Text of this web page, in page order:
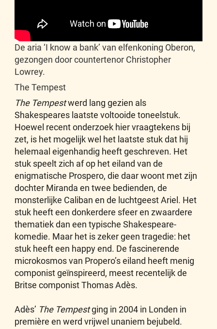
De aria ‘I know a bank’ van elfenkoning Oberon,
gezongen door countertenor Christopher
Lowrey.
The Tempest
The Tempestwerd lang gezien als
Shakespeares laatste voltooide toneelstuk.
Hoewel recent onderzoek hier vraagtekens bij
zet, is het mogelijk wel het laatste stuk dat hij
helemaal eigenhandig heeft geschreven. Het
stuk speelt zich af op het eiland van de
enigmatische Prospero, die daar woont met zijn
dochter Miranda en twee bedienden, de
monsterlijke Caliban en de luchtgeest Ariel. Het
stuk heeft een donkerdere sfeer en zwaardere
thematiek dan een typische Shakespeare-
komedie. Maar het is zeker geen tragedie: het
stuk heeft een happy end. De fascinerende
microkosmos van Propero’s eiland heeft menig
componist geïnspireerd, meest recentelijk de
Britse componist Thomas Adès.
Adès’ The Tempestging in 2004 in Londen in
première en werd vrijwel unaniem bejubeld.